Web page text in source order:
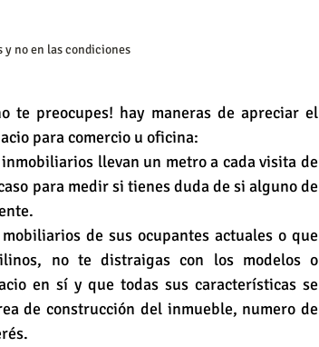
no en las condiciones
te preocupes! hay maneras de apreciar el
para comercio u oficina:
llevan un metro a cada visita de
para medir si tienes duda de si alguno de
de sus ocupantes actuales o que
no te distraigas con los modelos o
en sí y que todas sus características se
de construcción del inmueble, numero de